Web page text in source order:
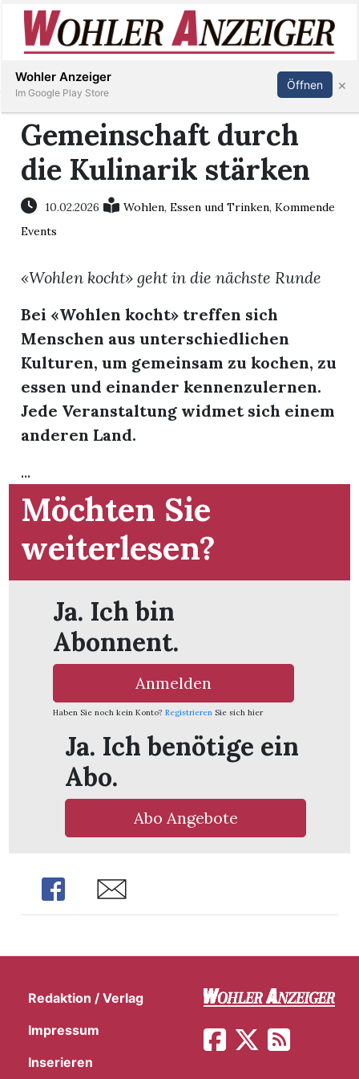
Immobilien
Veranstaltungen
Paper
Newsletter
Inserieren Abonnieren Anmelden
Gemeinschaft durch
die Kulinarik stärken
10.02.2026 Wohlen,Essen und Trinken,Kommende
Events
«Wohlen kocht» geht in die nächste Runde
Bei «Wohlen kocht» treffen sich
Menschen aus unterschiedlichen
Kulturen, um gemeinsam zu kochen, zu
essen und einander kennenzulernen.
Jede Veranstaltung widmet sich einem
anderen Land.
...
Möchten Sie
weiterlesen?
Ja. Ich bin
Abonnent.
Anmelden
Haben Sie noch kein Konto? Registrieren Sie sich hier
Ja. Ich benötige ein
Abo.
Abo Angebote
Share Share
Redaktion / Verlag
Impressum
Inserieren
Wohler Anzeiger
Im Google Play Store
Öffnen ×